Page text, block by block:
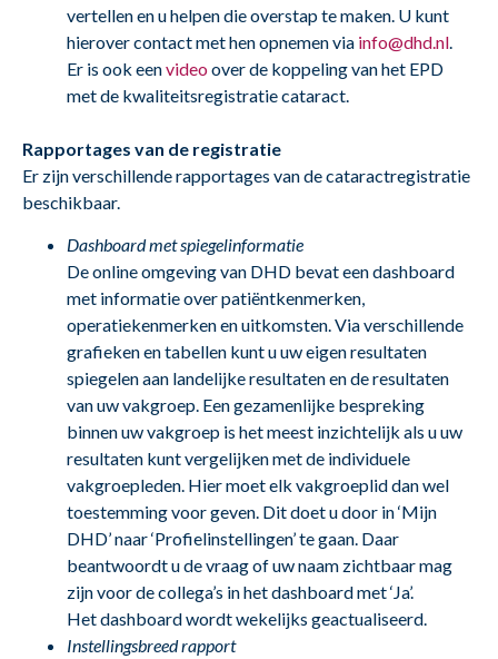
vertellen en u helpen die overstap te maken. U kunt
hierover contact met hen opnemen via info@dhd.nl
Er is ook eenvideoover de koppeling van het EPD
met de kwaliteitsregistratie cataract.
Rapportages van de registratie
Er zijn verschillende rapportages van de cataractregistratie
beschikbaar.
Dashboard met spiegelinformatie
De online omgeving van DHD bevat een dashboard
met informatie over patiëntkenmerken,
operatiekenmerken en uitkomsten. Via verschillende
grafieken en tabellen kunt u uw eigen resultaten
spiegelen aan landelijke resultaten en de resultaten
van uw vakgroep. Een gezamenlijke bespreking
binnen uw vakgroep is het meest inzichtelijk als u uw
resultaten kunt vergelijken met de individuele
vakgroepleden. Hier moet elk vakgroeplid dan wel
toestemming voor geven. Dit doet u door in ‘Mijn
DHD’ naar ‘Profielinstellingen’ te gaan. Daar
beantwoordt u de vraag of uw naam zichtbaar mag
zijn voor de collega’s in het dashboard met ‘Ja’.
Het dashboard wordt wekelijks geactualiseerd.
Instellingsbreed rapport